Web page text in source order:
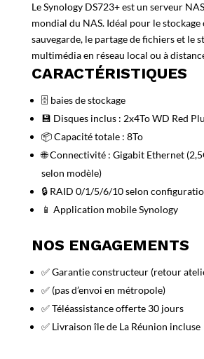
Le Synology DS723+ est un serveur
mondial du NAS. Idéal pour le stockage
sauvegarde, le partage de fichiers et le
multimédia en réseau local ou à
CARACTÉRISTIQUES
🗄️ baies de stockage
💾 Disques inclus : 2x4To WD Red
📦 Capacité totale : 8To
🌐 Connectivité : Gigabit Ethernet
selon modèle)
🔒 RAID 0/1/5/6/10 selon
📱 Application mobile Synology
NOS ENGAGEMENTS
✅ Garantie constructeur (retour
✅ (pas d’envoi en métropole)
✅ Téléassistance offerte 30 jours
✅ Livraison île de La Réunion incluse